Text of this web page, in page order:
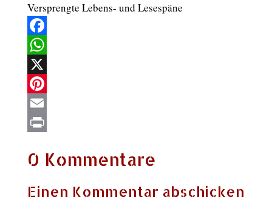
Versprengte Lebens- und Lesespäne
Facebook
WhatsApp
X
Pinterest
Email
0 Kommentare
Einen Kommentar abschicken